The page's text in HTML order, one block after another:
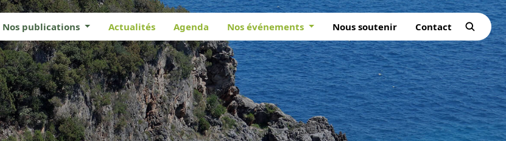
Nos publications Actualités Agenda Nos événements Nous soutenir Contact